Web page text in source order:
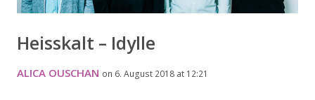
Heisskalt – Idylle
ALICA OUSCHAN on 6. August 2018 at 12:21